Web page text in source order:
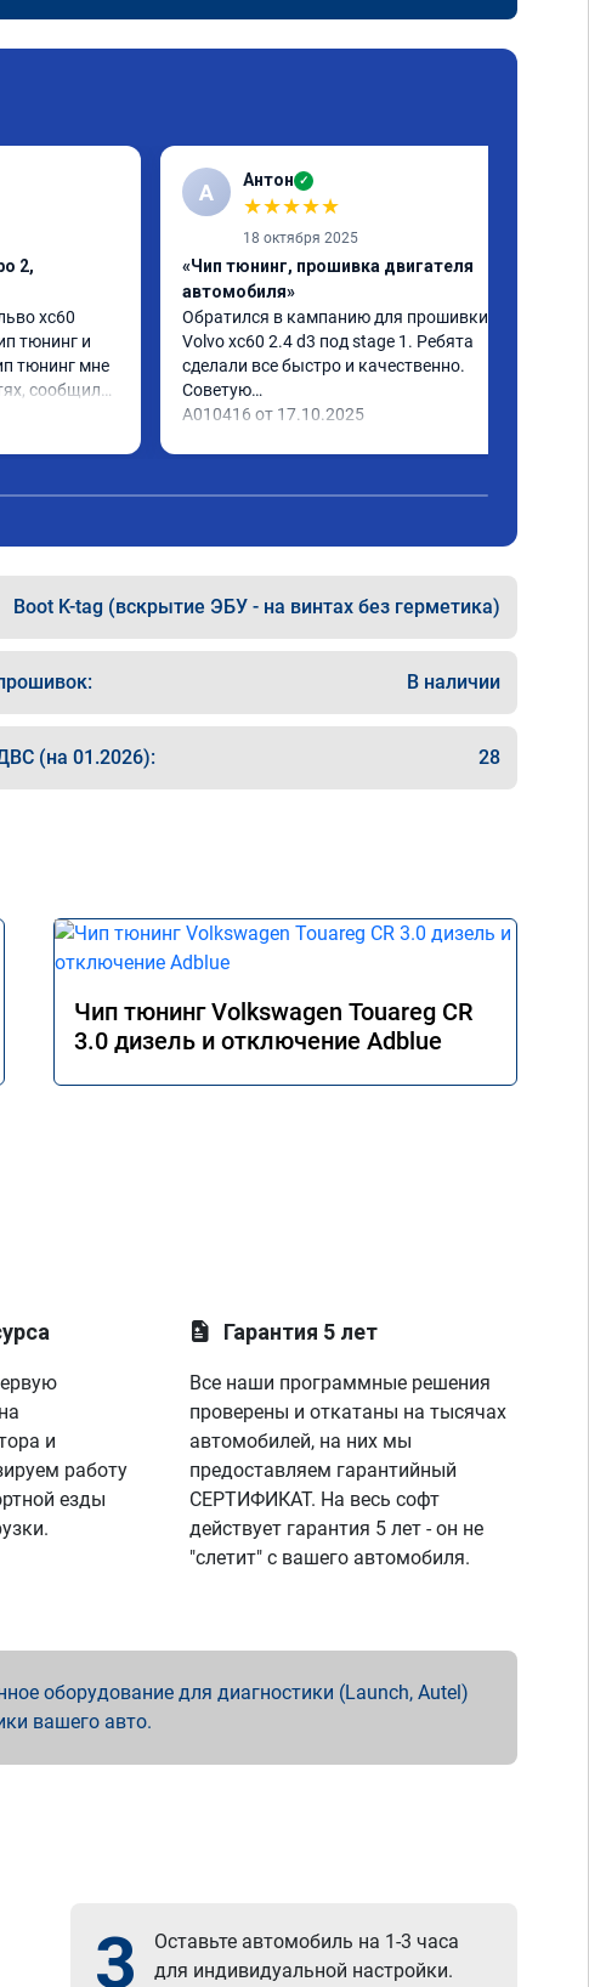
2,
xc60
тюнинг и
тюнинг мне
сообщили
А Антон ✓
★★★★★
18 октября 2025
«Чип тюнинг, прошивка двигателя
автомобиля»
Обратился в кампанию для прошивки
Volvo xc60 2.4 d3 под stage 1. Ребята
сделали все быстро и качественно.
Советую
А010416 от 17.10.2025
Boot K-tag (вскрытие ЭБУ - на винтах без герметика)
В наличии
(на 01.2026): 28
Чип тюнинг Volkswagen Touareg CR
3.0 дизель и отключение Adblue
и
работу
езды
Гарантия 5 лет
Все наши программные решения
проверены и откатаны на тысячах
автомобилей, на них мы
предоставляем гарантийный
СЕРТИФИКАТ. На весь софт
действует гарантия 5 лет - он не
"слетит" с вашего автомобиля.
оборудование для диагностики (Launch, Autel)
вашего авто.
3
Оставьте автомобиль на 1-3 часа
для индивидуальной настройки.